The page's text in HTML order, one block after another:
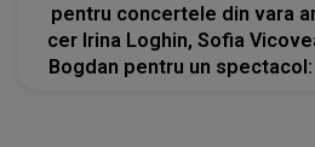
pentru concertele din vara
cer Irina Loghin, Sofia
Bogdan pentru un spectacol: